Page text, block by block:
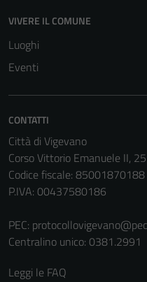
VIVERE IL COMUNE
Luoghi
Eventi
CONTATTI
Città di Vigevano
Corso Vittorio Emanuele II,
Codice fiscale: 85001870188
P.IVA: 00437580186
PEC:
Centralino unico: 0381.2991
Leggi le FAQ